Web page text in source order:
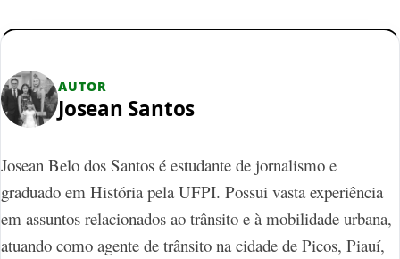
AUTOR
Josean Santos
Josean Belo dos Santos é estudante de jornalismo e
graduado em História pela UFPI. Possui vasta experiência
em assuntos relacionados ao trânsito e à mobilidade urbana,
atuando como agente de trânsito na cidade de Picos, Piauí,